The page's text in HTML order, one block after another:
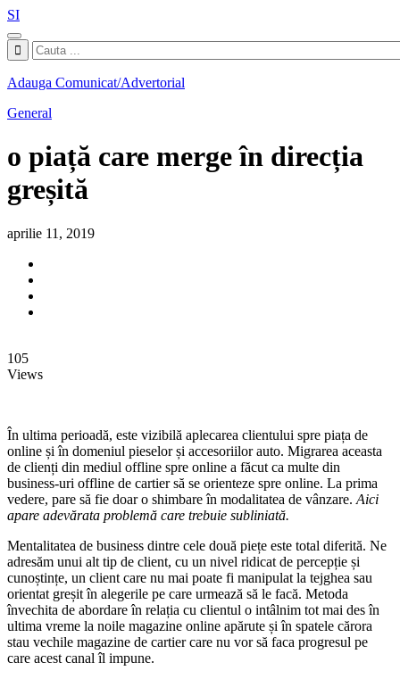
SI
Adauga Comunicat/Advertorial
General
o piață care merge în direcția
greșită
aprilie 11, 2019
105
Views
În ultima perioadă, este vizibilă aplecarea clientului spre piața de
online și în domeniul pieselor și accesoriilor auto. Migrarea aceasta
de clienți din mediul offline spre online a făcut ca multe din
business-uri offline de cartier să se orienteze spre online. La prima
vedere, pare să fie doar o shimbare în modalitatea de vânzare. Aici
apare adevărata problemă care trebuie subliniată.
Mentalitatea de business dintre cele două piețe este total diferită. Ne
adresăm unui alt tip de client, cu un nivel ridicat de percepție și
cunoștințe, un client care nu mai poate fi manipulat la tejghea sau
orientat greșit în alegerile pe care urmează să le facă. Metoda
învechita de abordare în relația cu clientul o intâlnim tot mai des în
ultima vreme la noile magazine online apărute și în spatele cărora
stau vechile magazine de cartier care nu vor să faca progresul pe
care acest canal îl impune.